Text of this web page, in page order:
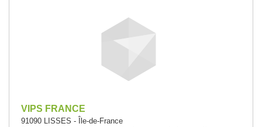
VIPS FRANCE
91090 LISSES - Île-de-France